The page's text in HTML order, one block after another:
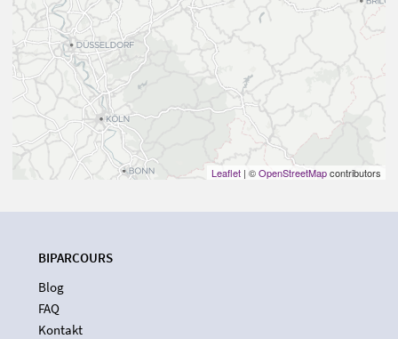
Leaflet | ©OpenStreetMapcontributors
BIPARCOURS
Blog
FAQ
Kontakt